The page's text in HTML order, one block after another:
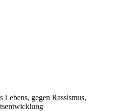
Lebens, gegen Rassismus,